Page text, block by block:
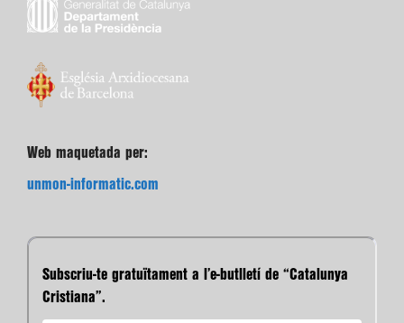
Web maquetada per:
unmon-informatic.com
Subscriu-te gratuïtament a l’e-butlletí de “Catalunya
Cristiana”.